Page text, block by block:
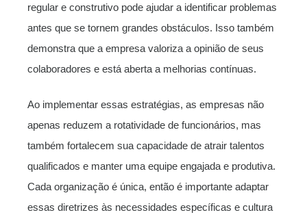
regular e construtivo pode ajudar a identificar problemas
antes que se tornem grandes obstáculos. Isso também
demonstra que a empresa valoriza a opinião de seus
colaboradores e está aberta a melhorias contínuas.
Ao implementar essas estratégias, as empresas não
apenas reduzem a rotatividade de funcionários, mas
também fortalecem sua capacidade de atrair talentos
qualificados e manter uma equipe engajada e produtiva.
Cada organização é única, então é importante adaptar
essas diretrizes às necessidades específicas e cultura